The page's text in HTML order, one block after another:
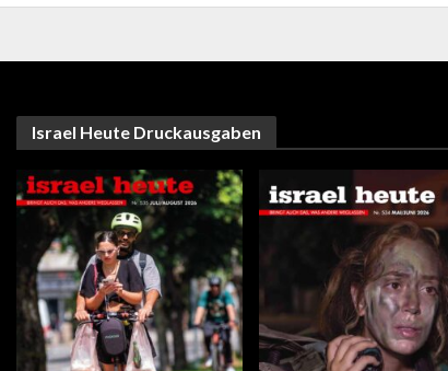
Israel Heute Druckausgaben